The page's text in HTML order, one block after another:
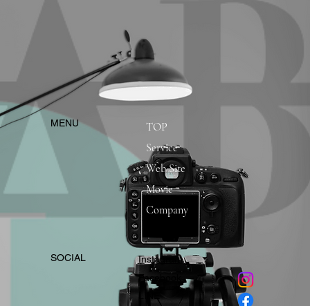
​MENU
TOP
Service
Web Site
Movie
Company
​SOCIAL
Instagram
​Facebook